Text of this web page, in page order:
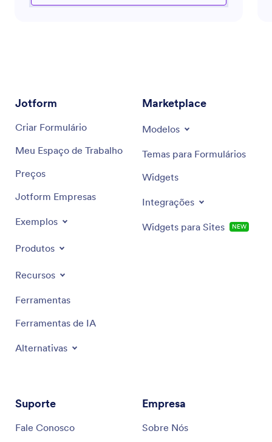
Jotform
Criar Formulário
Meu Espaço de Trabalho
Preços
Jotform Empresas
Exemplos
Produtos
Recursos
Ferramentas
Ferramentas de IA
Alternativas
Marketplace
Modelos
Temas para Formulários
Widgets
Integrações
Widgets para Sites NEW
Suporte
Fale Conosco
Empresa
Sobre Nós